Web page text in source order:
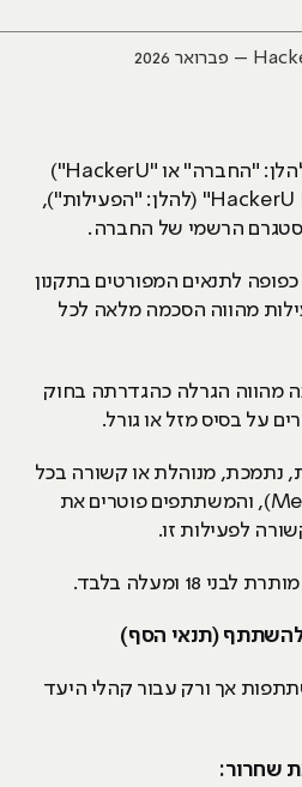
1.1. חברת האקריו בע"מ (להלן: "החברה" או "HackerU")
מקיימת פעילות בשם "HackerU UP" (להלן: "הפעילות"),
הרשמי של החברה.
לתנאים המפורטים בתקנון
מהווה הסכמה מלאה לכל
מהווה הגרלה כהגדרתה בחוק
על בסיס מזל או גורל.
נתמכת, מנוהלת או קשורה בכל
דרך שהיא לאינסטגרם (Meta), והמשתתפים פוטרים את
לפעילות זו.
אך ורק עבור קהלי היעד
שחרור: